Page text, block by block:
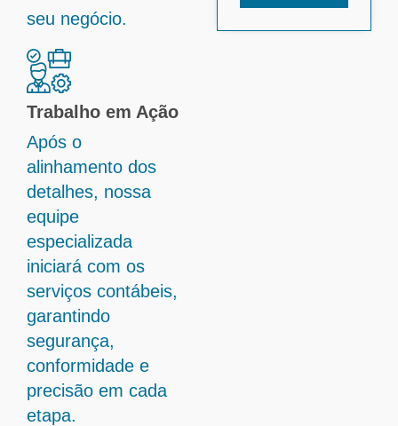
seu negócio.
Trabalho em Ação
Após o
alinhamento dos
detalhes, nossa
equipe
especializada
iniciará com os
serviços contábeis,
garantindo
segurança,
conformidade e
precisão em cada
etapa.